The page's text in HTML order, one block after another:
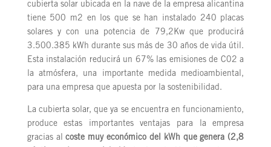
cubierta solar ubicada en la nave de la empresa alicantina
tiene 500 m2 en los que se han instalado 240 placas
solares y con una potencia de 79,2Kw que producirá
3.500.385 kWh durante sus más de 30 años de vida útil.
Esta instalación reducirá un 67% las emisiones de C02 a
la atmósfera, una importante medida medioambiental,
para una empresa que apuesta por la sostenibilidad.
La cubierta solar, que ya se encuentra en funcionamiento,
produce estas importantes ventajas para la empresa
gracias alcoste muy económico del kWh que genera (2,8